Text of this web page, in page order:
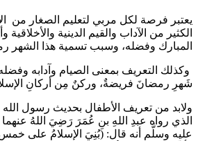
يعتبر فرصة لكل مربي لتعليم الصغار من
الكثير من الآداب والقيم الدينية
المبارك وفضله، وسبب تسمية هذا الشهر
وكذلك التعريف بمعنى الصيام وآدابه
شَهرِ رمضانَ فريضةٌ، وركنٌ مِن أركانِ
ولابد من تعريف الأطفال بحديث رسول
الذي رواه عبدِ اللهِ بنِ عُمَرَ رَضِيَ اللهُ
عليه وسلَّم أنه قال: (بُنِيَ الإسلامُ على خمسٍ: